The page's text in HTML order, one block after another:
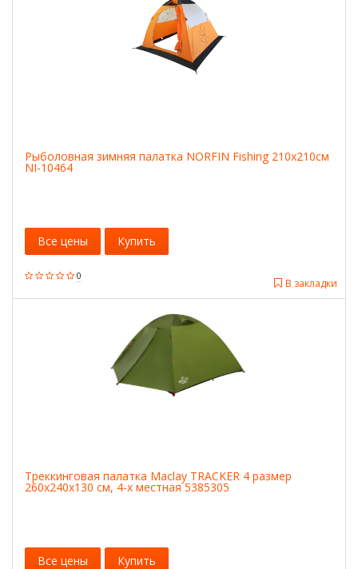
Рыболовная зимняя палатка NORFIN Fishing 210x210см
NI-10464
0
В закладки
Все цены Купить
Треккинговая палатка Maclay TRACKER 4 размер
260х240х130 см, 4-х местная 5385305
Все цены Купить